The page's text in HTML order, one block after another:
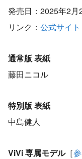
発売日：2025年2月
リンク： 公式サイト
通常版 表紙
藤田ニコル
特別版 表紙
中島健人
ViVi 専属モデル［